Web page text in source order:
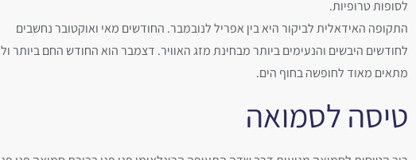
לסופות טרופיות.
התקופה האידאלית לביקור היא בין אפריל לנובמבר. החודשים מאי ואוקטובר נחשבים
לחודשים היבשים והנעימים ביותר מבחינת מזג האוויר. דצמבר הוא החודש החם ביותר
מתאים מאוד לחופשה בחוף הים.
טיסה לסמואה